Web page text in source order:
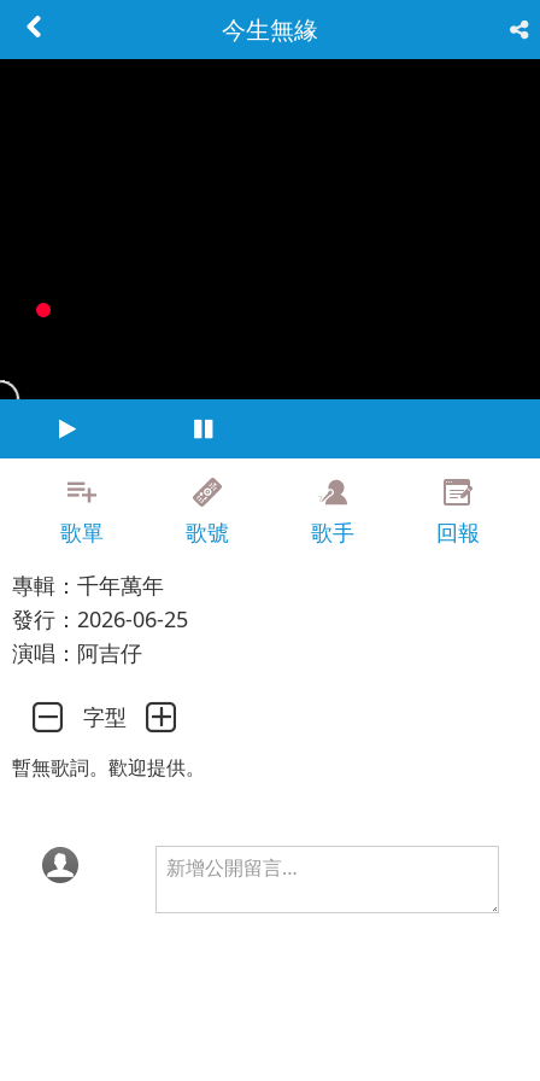
今生無緣
歌單 歌號 歌手
回報
專輯：千年萬年
發行：2026-06-25
演唱：阿吉仔
字型
暫無歌詞。歡迎提供。